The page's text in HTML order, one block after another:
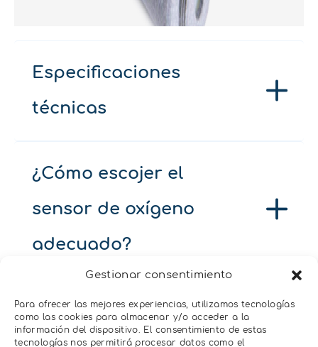
Gestionar consentimiento
Para ofrecer las mejores experiencias, utilizamos tecnologías
como las cookies para almacenar y/o acceder a la
información del dispositivo. El consentimiento de estas
tecnologías nos permitirá procesar datos como el
Especificaciones
técnicas
¿Cómo escojer el
sensor de oxígeno
adecuado?